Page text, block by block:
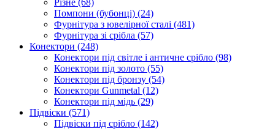
Різне (68)
Помпони (бубонці) (24)
Фурнітура з ювелірної сталі (481)
Фурнітура зі срібла (57)
Конектори (248)
Конектори під світле і античне срібло (98)
Конектори під золото (55)
Конектори під бронзу (54)
Конектори Gunmetal (12)
Конектори під мідь (29)
Підвіски (571)
Підвіски під срібло (142)